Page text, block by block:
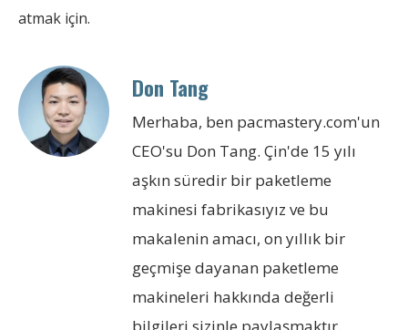
atmak için.
Don Tang
Merhaba, ben pacmastery.com'un
CEO'su Don Tang. Çin'de 15 yılı
aşkın süredir bir paketleme
makinesi fabrikasıyız ve bu
makalenin amacı, on yıllık bir
geçmişe dayanan paketleme
makineleri hakkında değerli
bilgileri sizinle paylaşmaktır.